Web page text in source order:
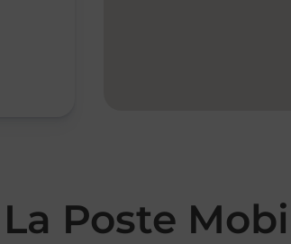
Poste